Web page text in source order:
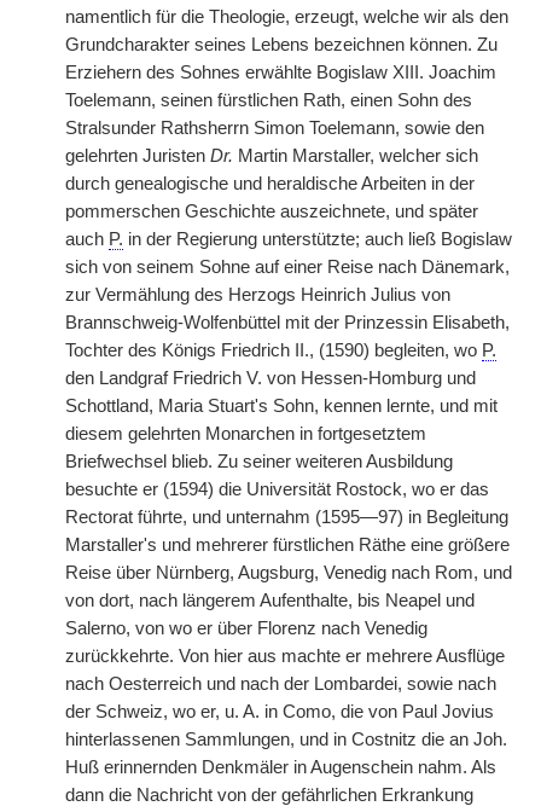
namentlich für die Theologie, erzeugt, welche wir als den
Grundcharakter seines Lebens bezeichnen können. Zu
Erziehern des Sohnes erwählte Bogislaw XIII. Joachim
Toelemann, seinen fürstlichen Rath, einen Sohn des
Stralsunder Rathsherrn Simon Toelemann, sowie den
gelehrten Juristen Dr. Martin Marstaller, welcher sich
durch genealogische und heraldische Arbeiten in der
pommerschen Geschichte auszeichnete, und später
auch P. in der Regierung unterstützte; auch ließ Bogislaw
sich von seinem Sohne auf einer Reise nach Dänemark,
zur Vermählung des Herzogs Heinrich Julius von
Brannschweig-Wolfenbüttel mit der Prinzessin Elisabeth,
Tochter des Königs Friedrich II., (1590) begleiten, wo P.
den Landgraf Friedrich V. von Hessen-Homburg und
Schottland, Maria Stuart's Sohn, kennen lernte, und mit
diesem gelehrten Monarchen in fortgesetztem
Briefwechsel blieb. Zu seiner weiteren Ausbildung
besuchte er (1594) die Universität Rostock, wo er das
Rectorat führte, und unternahm (1595—97) in Begleitung
Marstaller's und mehrerer fürstlichen Räthe eine größere
Reise über Nürnberg, Augsburg, Venedig nach Rom, und
von dort, nach längerem Aufenthalte, bis Neapel und
Salerno, von wo er über Florenz nach Venedig
zurückkehrte. Von hier aus machte er mehrere Ausflüge
nach Oesterreich und nach der Lombardei, sowie nach
der Schweiz, wo er, u. A. in Como, die von Paul Jovius
hinterlassenen Sammlungen, und in Costnitz die an Joh.
Huß erinnernden Denkmäler in Augenschein nahm. Als
dann die Nachricht von der gefährlichen Erkrankung